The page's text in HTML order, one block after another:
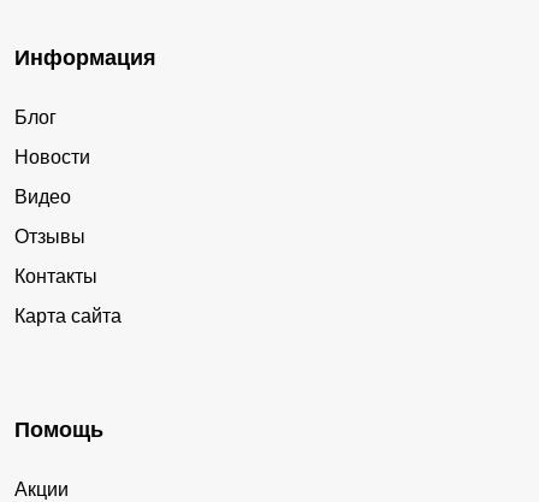
Информация
Блог
Новости
Видео
Отзывы
Контакты
Карта сайта
Помощь
Акции